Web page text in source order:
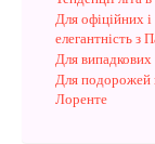
Для офіційних
елегантність з
Для випадкових
Для подорожей
Лоренте